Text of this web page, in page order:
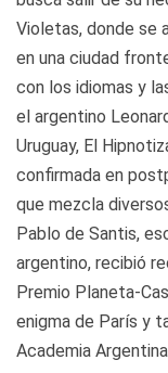
Violetas, donde se
en una ciudad
con los idiomas y
el argentino
Uruguay, El
confirmada en
que mezcla
Pablo de Santis,
argentino, recibió
Premio Planeta-
enigma de París y
Academia